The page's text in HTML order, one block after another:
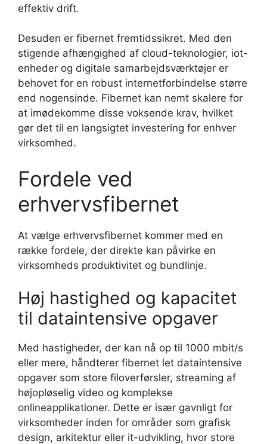
effektiv drift.
Desuden er fibernet fremtidssikret. Med den
stigende afhængighed af cloud-teknologier, iot-
enheder og digitale samarbejdsværktøjer er
behovet for en robust internetforbindelse større
end nogensinde. Fibernet kan nemt skalere for
at imødekomme disse voksende krav, hvilket
gør det til en langsigtet investering for enhver
virksomhed.
Fordele ved
erhvervsfibernet
At vælge erhvervsfibernet kommer med en
række fordele, der direkte kan påvirke en
virksomheds produktivitet og bundlinje.
Høj hastighed og kapacitet
til dataintensive opgaver
Med hastigheder, der kan nå op til 1000 mbit/s
eller mere, håndterer fibernet let dataintensive
opgaver som store filoverførsler, streaming af
højopløselig video og komplekse
onlineapplikationer. Dette er især gavnligt for
virksomheder inden for områder som grafisk
design, arkitektur eller it-udvikling, hvor store